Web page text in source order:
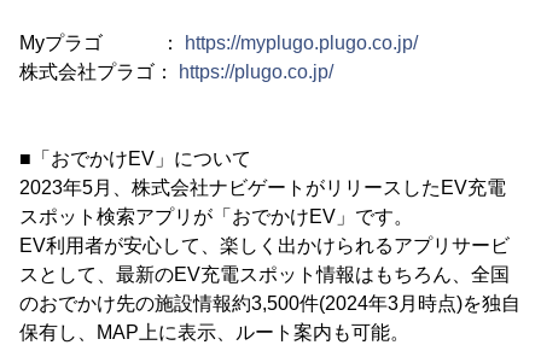
Myプラゴ ：
https://myplugo.plugo.co.jp/
株式会社プラゴ：
https://plugo.co.jp/
■「おでかけEV」について
2023年5月、株式会社ナビゲートがリリースしたEV充電
スポット検索アプリが「おでかけEV」です。
EV利用者が安心して、楽しく出かけられるアプリサービ
スとして、最新のEV充電スポット情報はもちろん、全国
のおでかけ先の施設情報約3,500件(2024年3月時点)を独自
保有し、MAP上に表示、ルート案内も可能。